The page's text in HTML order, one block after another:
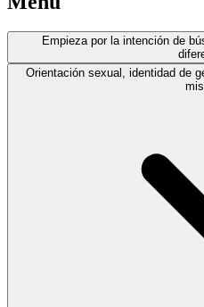
Empieza por la intención de
Orientación sexual, identidad de